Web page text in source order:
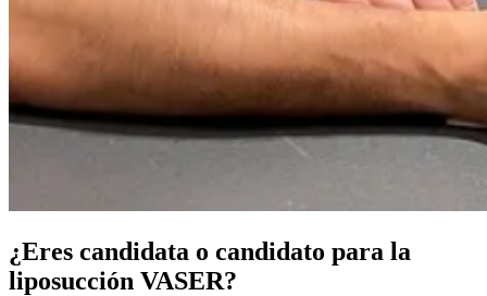
¿Eres candidata o candidato para la
liposucción VASER?